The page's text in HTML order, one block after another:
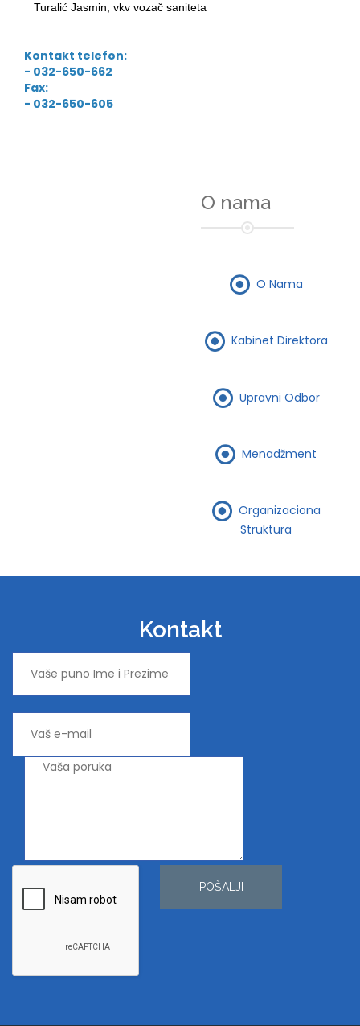
Turalić Jasmin, vkv vozač saniteta
Kontakt telefon:
- 032-650-662
Fax:
- 032-650-605
O nama
O Nama
Kabinet Direktora
Upravni Odbor
Menadžment
Organizaciona
Struktura
Kontakt
POŠALJI